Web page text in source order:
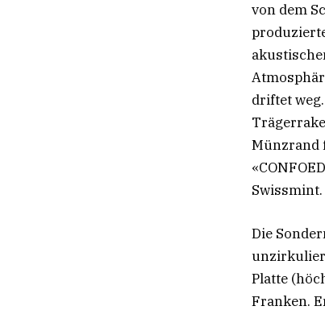
von dem
driftet
Münzrand
Swissmint.
Die
Platte
Franken.